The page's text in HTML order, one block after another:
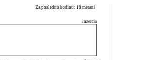
Za poslednú hodinu: 18 meraní
inzercia